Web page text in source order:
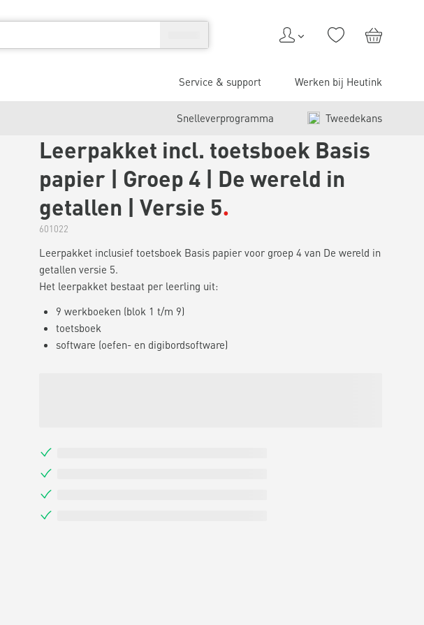
Service & support Werken bij Heutink
Snelleverprogramma Tweedekans
Leerpakket incl. toetsboek Basis
papier | Groep 4 | De wereld in
getallen | Versie 5
601022
Leerpakket inclusief toetsboek Basis papier voor groep 4 van De wereld in
getallen versie 5.
Het leerpakket bestaat per leerling uit:
9 werkboeken (blok 1 t/m 9)
toetsboek
software (oefen- en digibordsoftware)